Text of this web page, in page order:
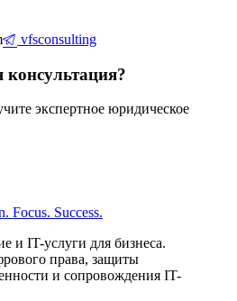
vfsconsulting
экспертное юридическое
Focus. Success.
и IT-услуги для бизнеса.
права, защиты
и сопровождения IT-